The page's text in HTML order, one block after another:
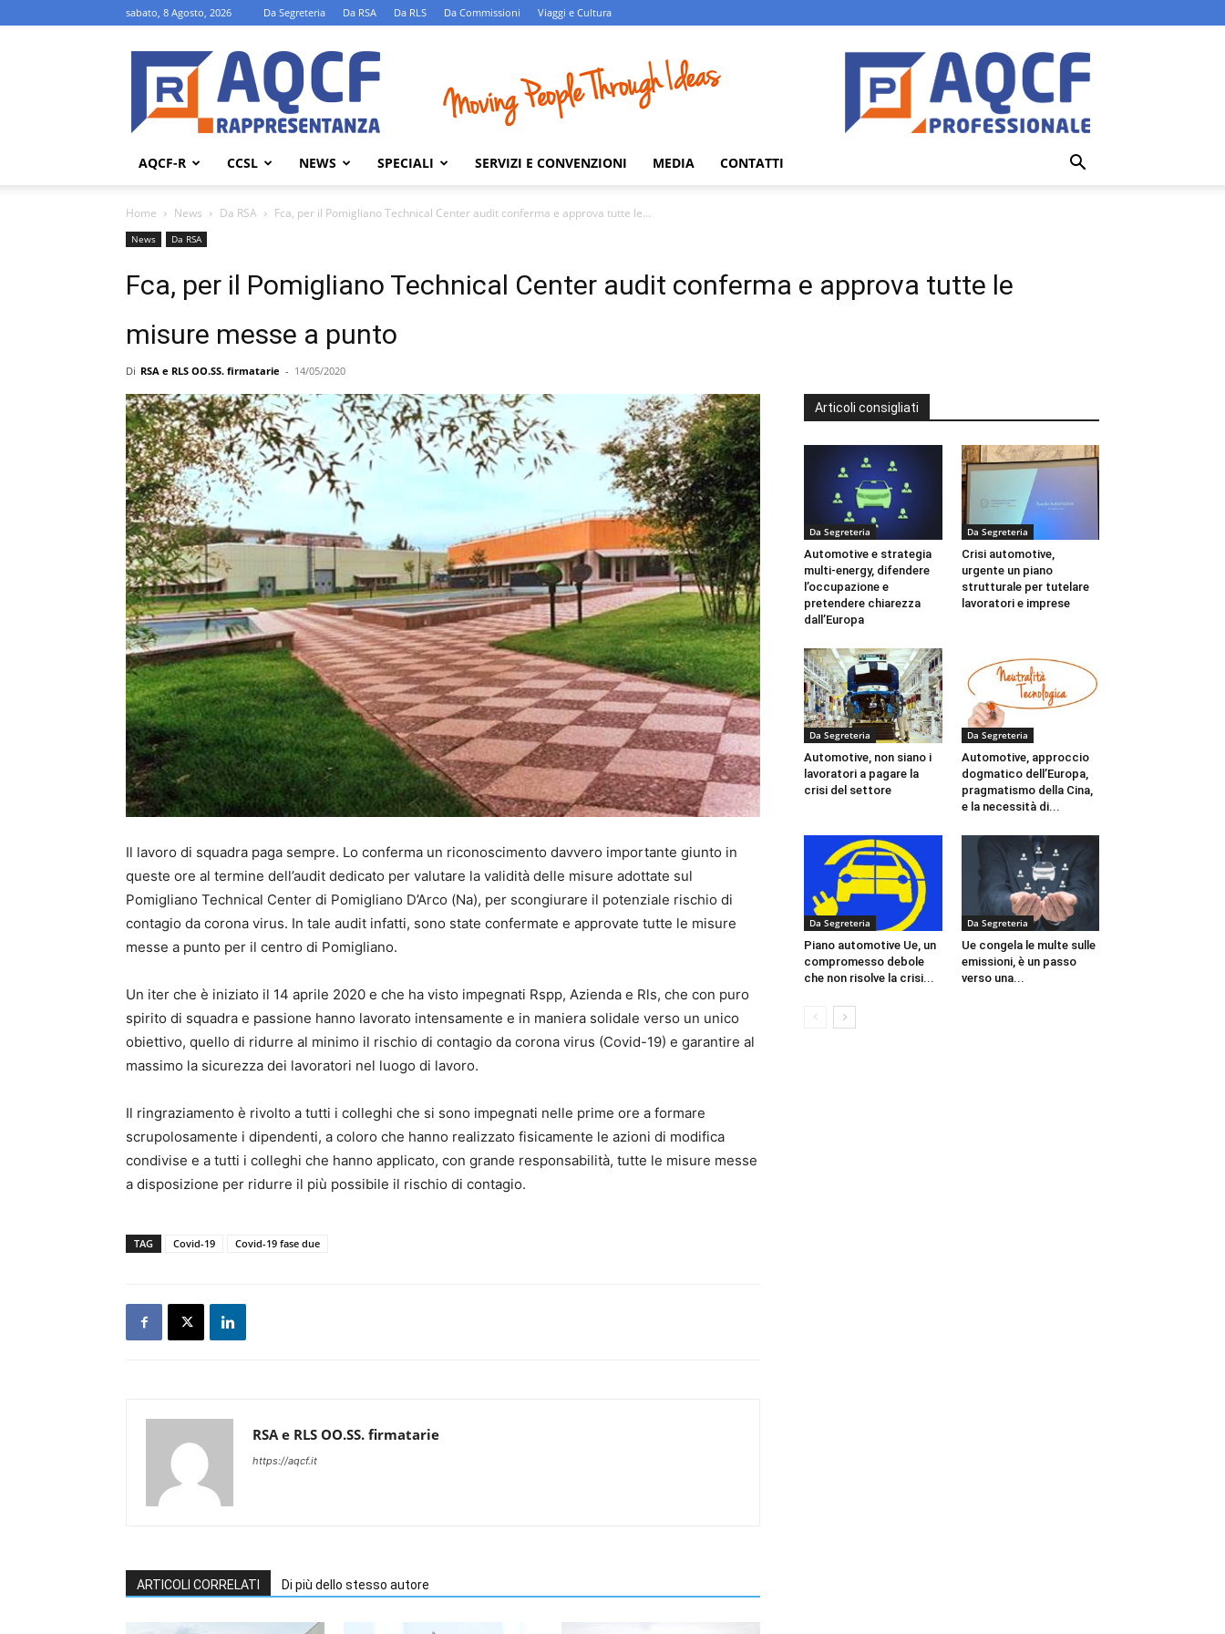
sabato, 8 Agosto, 2026 Da Segreteria Da RSA Da RLS Da Commissioni Viaggi e Cultura
AQCF-
R
AQCF-R CCSL NEWS SPECIALI SERVIZI E CONVENZIONI MEDIA CONTATTI
Home News Da RSA Fca, per il Pomigliano Technical Center audit conferma e approva tutte le...
News Da RSA
Fca, per il Pomigliano Technical Center audit conferma e approva tutte le
misure messe a punto
Di RSA e RLS OO.SS. firmatarie - 14/05/2020
Il lavoro di squadra paga sempre. Lo conferma un riconoscimento davvero importante giunto in
queste ore al termine dell’audit dedicato per valutare la validità delle misure adottate sul
Pomigliano Technical Center di Pomigliano D’Arco (Na), per scongiurare il potenziale rischio di
contagio da corona virus. In tale audit infatti, sono state confermate e approvate tutte le misure
messe a punto per il centro di Pomigliano.
Un iter che è iniziato il 14 aprile 2020 e che ha visto impegnati Rspp, Azienda e Rls, che con puro
spirito di squadra e passione hanno lavorato intensamente e in maniera solidale verso un unico
obiettivo, quello di ridurre al minimo il rischio di contagio da corona virus (Covid-19) e garantire al
massimo la sicurezza dei lavoratori nel luogo di lavoro.
Il ringraziamento è rivolto a tutti i colleghi che si sono impegnati nelle prime ore a formare
scrupolosamente i dipendenti, a coloro che hanno realizzato fisicamente le azioni di modifica
condivise e a tutti i colleghi che hanno applicato, con grande responsabilità, tutte le misure messe
a disposizione per ridurre il più possibile il rischio di contagio.
TAG Covid-19 Covid-19 fase due
RSA e RLS OO.SS. firmatarie
https://aqcf.it
ARTICOLI CORRELATI Di più dello stesso autore
Articoli consigliati
Da Segreteria
Automotive e strategia
multi-energy, difendere
l’occupazione e
pretendere chiarezza
dall’Europa
Da Segreteria
Crisi automotive,
urgente un piano
strutturale per tutelare
lavoratori e imprese
Da Segreteria
Automotive, non siano i
lavoratori a pagare la
crisi del settore
Da Segreteria
Automotive, approccio
dogmatico dell’Europa,
pragmatismo della Cina,
e la necessità di...
Da Segreteria
Piano automotive Ue, un
compromesso debole
che non risolve la crisi...
Da Segreteria
Ue congela le multe sulle
emissioni, è un passo
verso una...